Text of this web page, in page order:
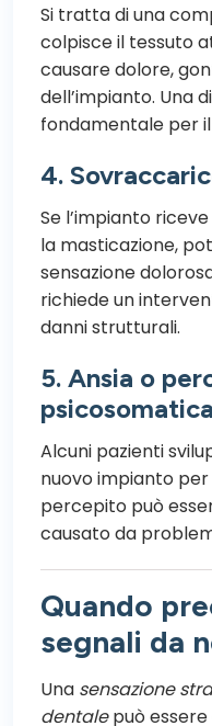
Si tratta di una
colpisce il tessuto
causare dolore,
dell’impianto. Una
fondamentale per
4.
Se l’impianto
la masticazione,
sensazione
richiede un
danni strutturali.
5. Ansia o
psicosomatica
Alcuni pazienti
nuovo impianto
percepito può
causato da
Quando
segnali da
Una sensazione
dentalepuò